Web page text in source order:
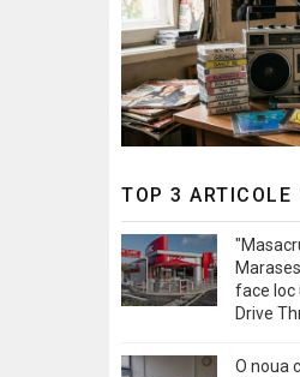
TOP 3
face loc
Drive
O noua